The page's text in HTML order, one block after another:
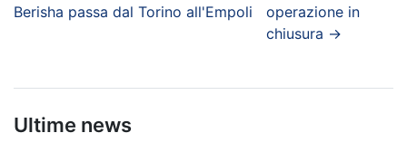
Berisha passa dal Torino all'Empoli
operazione in
chiusura →
Ultime news